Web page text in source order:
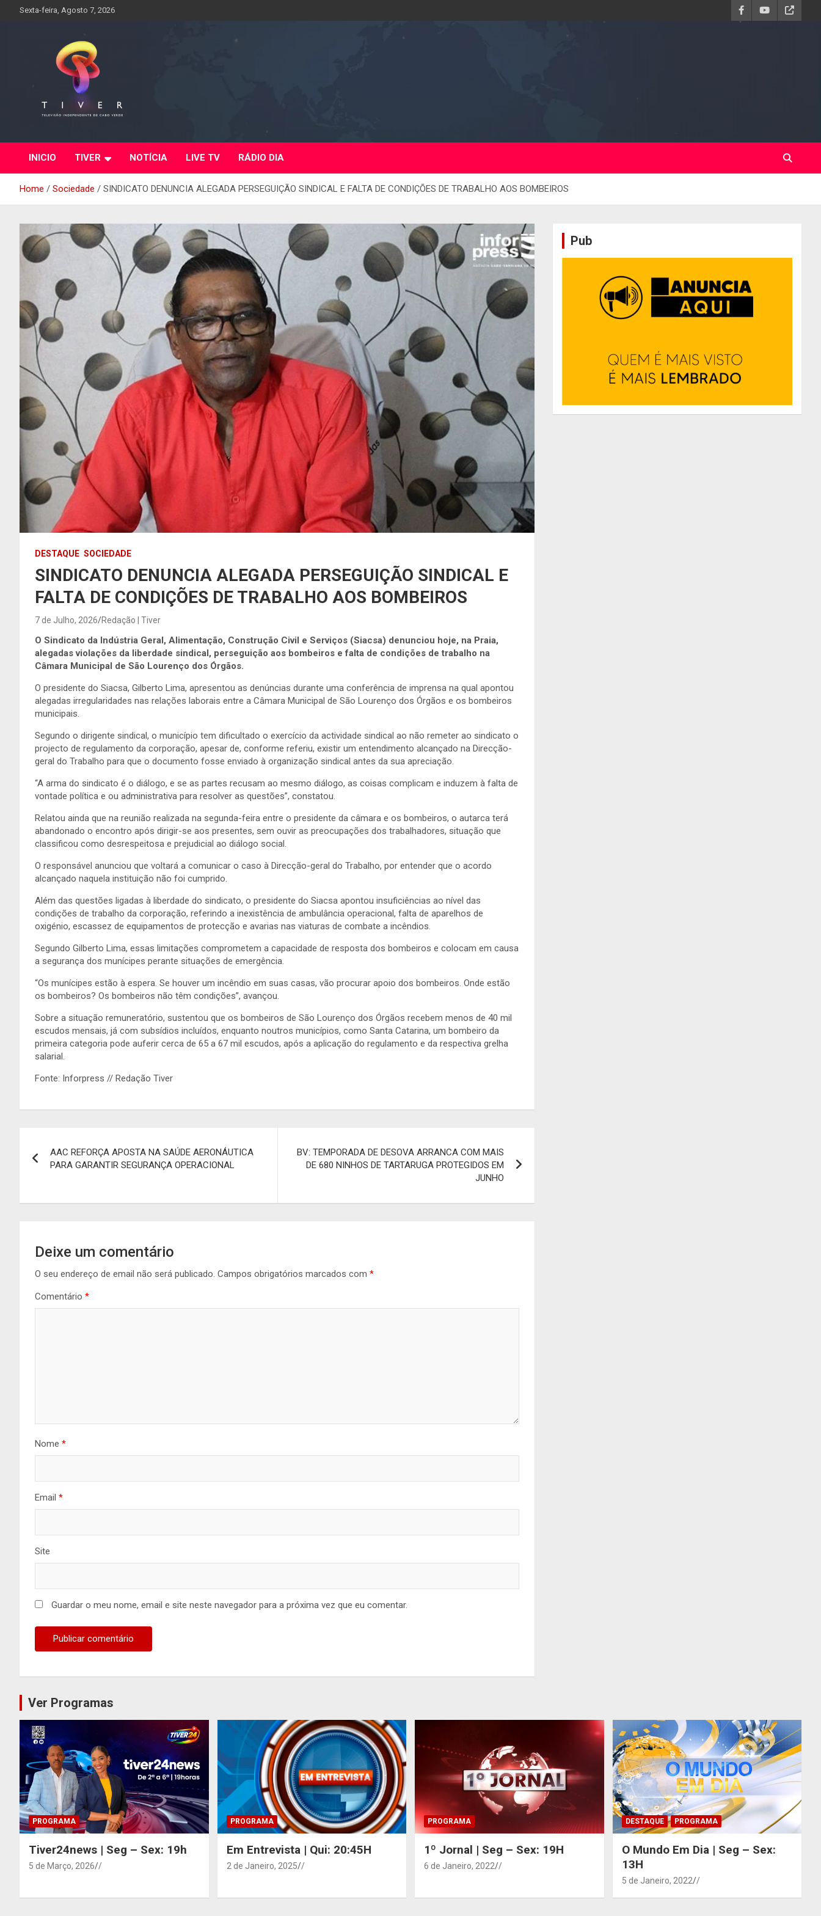
Sexta-feira, Agosto 7, 2026
INICIO TIVER NOTÍCIA LIVE TV RÁDIO DIA
Home Sociedade SINDICATO DENUNCIA ALEGADA PERSEGUIÇÃO SINDICAL E FALTA DE CONDIÇÕES DE TRABALHO AOS BOMBEIROS
DESTAQUE SOCIEDADE
SINDICATO DENUNCIA ALEGADA PERSEGUIÇÃO SINDICAL E
FALTA DE CONDIÇÕES DE TRABALHO AOS BOMBEIROS
7 de Julho, 2026 Redação | Tiver
O Sindicato da Indústria Geral, Alimentação, Construção Civil e Serviços (Siacsa) denunciou hoje, na Praia,
alegadas violações da liberdade sindical, perseguição aos bombeiros e falta de condições de trabalho na
Câmara Municipal de São Lourenço dos Órgãos.
O presidente do Siacsa, Gilberto Lima, apresentou as denúncias durante uma conferência de imprensa na qual apontou
alegadas irregularidades nas relações laborais entre a Câmara Municipal de São Lourenço dos Órgãos e os bombeiros
municipais.
Segundo o dirigente sindical, o município tem dificultado o exercício da actividade sindical ao não remeter ao sindicato o
projecto de regulamento da corporação, apesar de, conforme referiu, existir um entendimento alcançado na Direcção-
geral do Trabalho para que o documento fosse enviado à organização sindical antes da sua apreciação.
“A arma do sindicato é o diálogo, e se as partes recusam ao mesmo diálogo, as coisas complicam e induzem à falta de
vontade política e ou administrativa para resolver as questões”, constatou.
Relatou ainda que na reunião realizada na segunda-feira entre o presidente da câmara e os bombeiros, o autarca terá
abandonado o encontro após dirigir-se aos presentes, sem ouvir as preocupações dos trabalhadores, situação que
classificou como desrespeitosa e prejudicial ao diálogo social.
O responsável anunciou que voltará a comunicar o caso à Direcção-geral do Trabalho, por entender que o acordo
alcançado naquela instituição não foi cumprido.
Além das questões ligadas à liberdade do sindicato, o presidente do Siacsa apontou insuficiências ao nível das
condições de trabalho da corporação, referindo a inexistência de ambulância operacional, falta de aparelhos de
oxigénio, escassez de equipamentos de protecção e avarias nas viaturas de combate a incêndios.
Segundo Gilberto Lima, essas limitações comprometem a capacidade de resposta dos bombeiros e colocam em causa
a segurança dos munícipes perante situações de emergência.
“Os munícipes estão à espera. Se houver um incêndio em suas casas, vão procurar apoio dos bombeiros. Onde estão
os bombeiros? Os bombeiros não têm condições”, avançou.
Sobre a situação remuneratório, sustentou que os bombeiros de São Lourenço dos Órgãos recebem menos de 40 mil
escudos mensais, já com subsídios incluídos, enquanto noutros municípios, como Santa Catarina, um bombeiro da
primeira categoria pode auferir cerca de 65 a 67 mil escudos, após a aplicação do regulamento e da respectiva grelha
salarial.
Fonte: Inforpress // Redação Tiver
de
AAC REFORÇA APOSTA NA SAÚDE AERONÁUTICA
PARA GARANTIR SEGURANÇA OPERACIONAL
BV: TEMPORADA DE DESOVA ARRANCA COM MAIS
DE 680 NINHOS DE TARTARUGA PROTEGIDOS EM
JUNHO
Deixe um comentário
O seu endereço de email não será publicado. Campos obrigatórios marcados com *
Comentário *
Nome *
Email *
Site
Guardar o meu nome, email e site neste navegador para a próxima vez que eu comentar.
Pub
Ver Programas
PROGRAMA
Tiver24news | Seg – Sex: 19h
5 de Março, 2026 /
PROGRAMA
Em Entrevista | Qui: 20:45H
2 de Janeiro, 2025 /
PROGRAMA
1º Jornal | Seg – Sex: 19H
6 de Janeiro, 2022 /
DESTAQUE PROGRAMA
O Mundo Em Dia | Seg – Sex:
13H
5 de Janeiro, 2022 /